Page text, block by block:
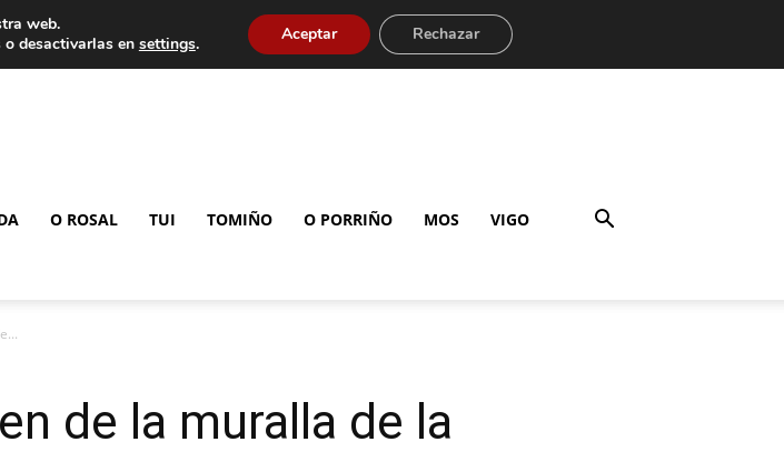
O ROSAL TUI TOMIÑO O PORRIÑO MOS VIGO
de la muralla de la
web.
desactivarlas en settings. Aceptar Rechazar